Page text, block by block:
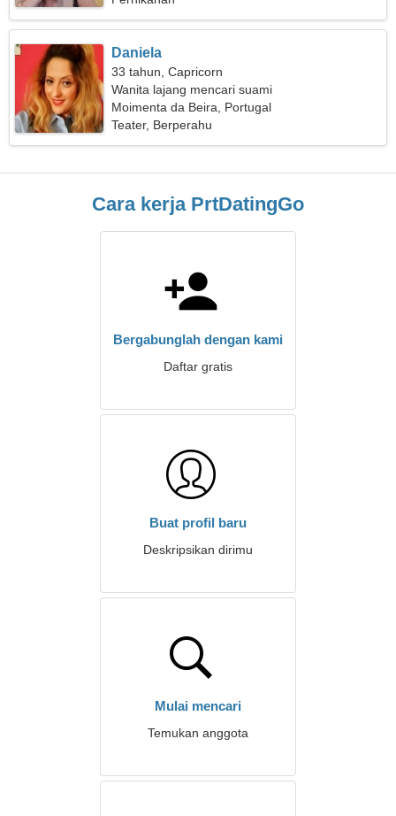
Daniela
33 tahun, Capricorn
Wanita lajang mencari suami
Moimenta da Beira, Portugal
Teater, Berperahu
Cara kerja PrtDatingGo
Bergabunglah dengan kami
Daftar gratis
Buat profil baru
Deskripsikan dirimu
Mulai mencari
Temukan anggota